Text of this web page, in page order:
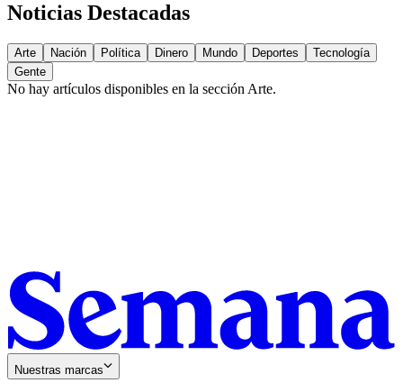
Noticias Destacadas
Arte Nación Política Dinero Mundo Deportes
Tecnología
Gente
No hay artículos disponibles en la sección Arte.
Nuestras marcas